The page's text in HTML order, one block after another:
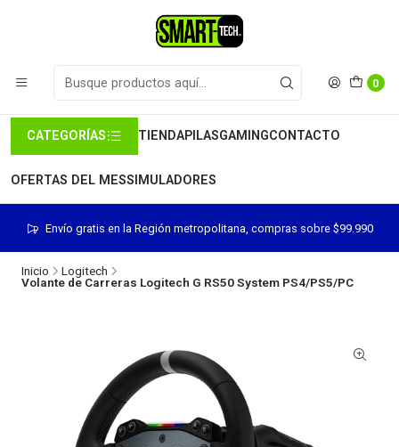
0
CATEGORÍAS TIENDAPILASGAMINGCONTACTO
OFERTAS DEL MESSIMULADORES
Envío gratis en la Región metropolitana, compras sobre $99.990
Inicio
Logitech
Volante de Carreras Logitech G RS50 System PS4/PS5/PC